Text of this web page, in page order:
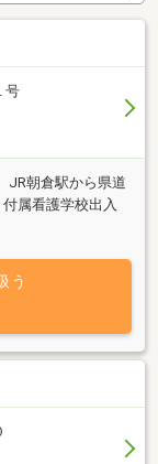
号
JR朝倉駅から県道
属看護学校出入
ート・マンション
学周辺のお部屋探
さい！！（売買
う